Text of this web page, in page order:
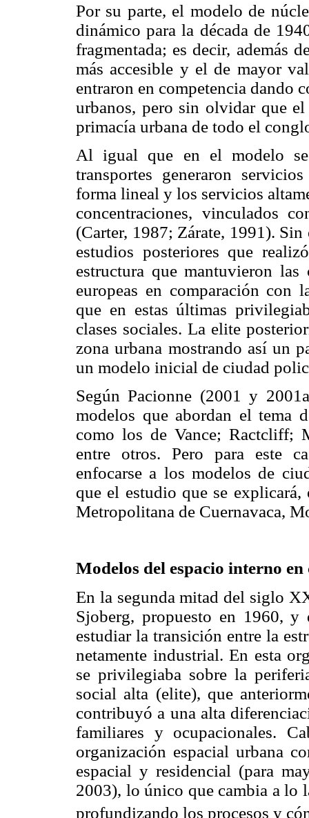
Por su parte, el modelo de
dinámico para la década de
fragmentada; es decir, además
más accesible y el de mayor
entraron en competencia dando
urbanos, pero sin olvidar que
primacía urbana de todo el
Al igual que en el modelo
transportes generaron
forma lineal y los servicios
concentraciones, vinculados
(Carter, 1987; Zárate, 1991).
estudios posteriores que
estructura que mantuvieron las
europeas en comparación con
que en estas últimas
clases sociales. La elite
zona urbana mostrando así un
un modelo inicial de ciudad
Según Pacionne (2001 y
modelos que abordan el tema
como los de Vance; Ractcliff;
entre otros. Pero para este
enfocarse a los modelos de
que el estudio que se explicará,
Metropolitana de Cuernavaca,
Modelos del espacio interno
En la segunda mitad del siglo
Sjoberg, propuesto en 1960,
estudiar la transición entre la
netamente industrial. En esta
se privilegiaba sobre la
social alta (elite), que
contribuyó a una alta
familiares y ocupacionales.
organización espacial urbana
espacial y residencial (para
2003), lo único que cambia a lo
profundizando los procesos y